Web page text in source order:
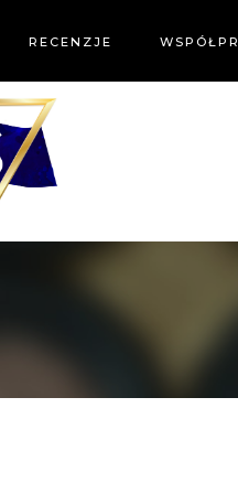
RECENZJE